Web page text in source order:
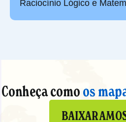
Raciocínio Lógico e
Conheça como os
BAIXAR